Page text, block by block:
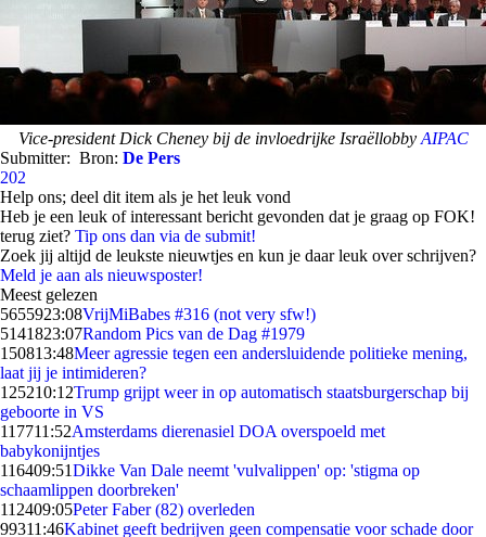
Vice-president Dick Cheney bij de invloedrijke Israëllobby AIPAC
Submitter: Bron: De Pers
202
Help ons; deel dit item als je het leuk vond
Heb je een leuk of interessant bericht gevonden dat je graag op FOK!
terug ziet? Tip ons dan via de submit!
Zoek jij altijd de leukste nieuwtjes en kun je daar leuk over schrijven?
Meld je aan als nieuwsposter!
Meest gelezen
5655923:08VrijMiBabes #316 (not very sfw!)
5141823:07Random Pics van de Dag #1979
150813:48Meer agressie tegen een andersluidende politieke mening,
laat jij je intimideren?
125210:12Trump grijpt weer in op automatisch staatsburgerschap bij
geboorte in VS
117711:52Amsterdams dierenasiel DOA overspoeld met
babykonijntjes
116409:51Dikke Van Dale neemt 'vulvalippen' op: 'stigma op
schaamlippen doorbreken'
112409:05Peter Faber (82) overleden
99311:46Kabinet geeft bedrijven geen compensatie voor schade door